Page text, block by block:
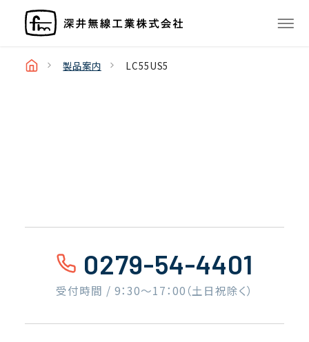
製品案内 LC55US5
0279-54-4401
受付時間 / 9：30〜17：00（土日祝除く）